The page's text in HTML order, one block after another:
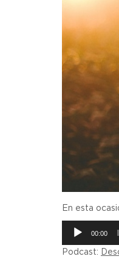
En esta
Reproductor
audio
00:00
Podcast: